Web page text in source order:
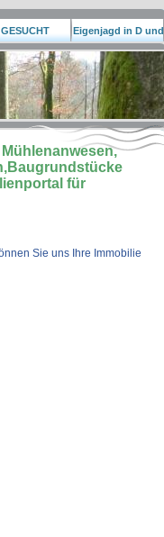
GESUCHT
Eigenjagd in D und
EU
für
Sie uns Ihre Immobilie